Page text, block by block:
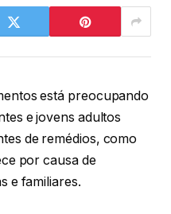
está preocupando
e jovens adultos
de remédios, como
por causa de
e familiares.